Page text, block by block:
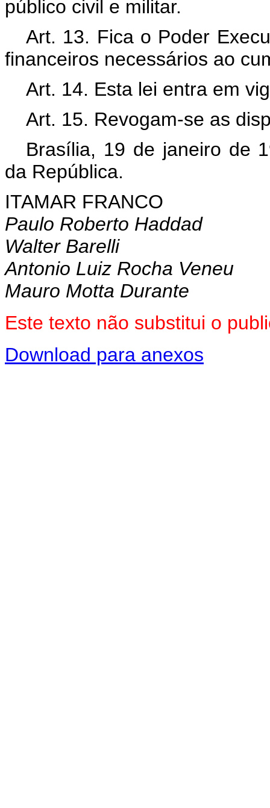
público civil e militar.
Art. 13. Fica o Poder
financeiros necessários ao
Art. 14. Esta lei entra em
Art. 15. Revogam-se as
Brasília, 19 de janeiro de
da República.
ITAMAR FRANCO
Paulo Roberto Haddad
Walter Barelli
Antonio Luiz Rocha Veneu
Mauro Motta Durante
Este texto não substitui o
Download para anexos